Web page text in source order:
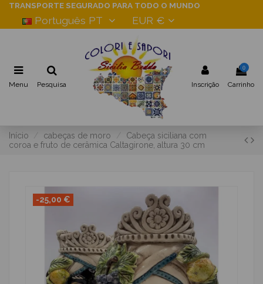
TRANSPORTE SEGURADO PARA TODO O MUNDO
Português PT EUR €
Menu Pesquisa Inscrição
0
Carrinho
Início cabeças de moro
Cabeça siciliana com
coroa e fruto de cerâmica Caltagirone, altura 30 cm
-25,00 €